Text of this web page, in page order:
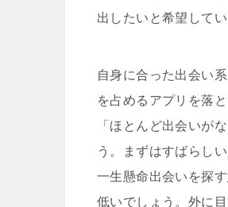
出したいと希望して
自身に合った出会い
を占めるアプリを落
「ほとんど出会いが
う。まずはすばらし
一生懸命出会いを探
低いでしょう。外に